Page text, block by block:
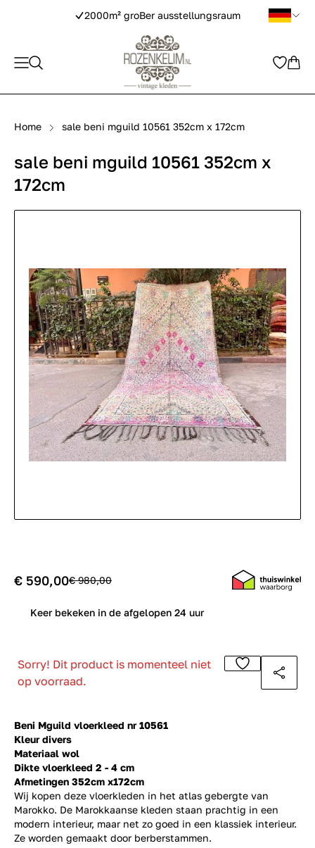
2000m² groBer ausstellungsraum
Home sale beni mguild 10561 352cm x 172cm
sale beni mguild 10561 352cm x
172cm
Beni Mguild vloerkleed nr 10561
Kleur divers
Materiaal wol
Dikte vloerkleed 2 - 4 cm
Afmetingen 352cm x172cm
Wij kopen deze vloerkleden in het atlas gebergte van
Marokko. De Marokkaanse kleden staan prachtig in een
modern interieur, maar net zo goed in een klassiek interieur.
Ze worden gemaakt door berberstammen.
€ 590,00€ 980,00
Keer bekeken in de afgelopen 24 uur
Sorry! Dit product is momenteel niet
op voorraad.